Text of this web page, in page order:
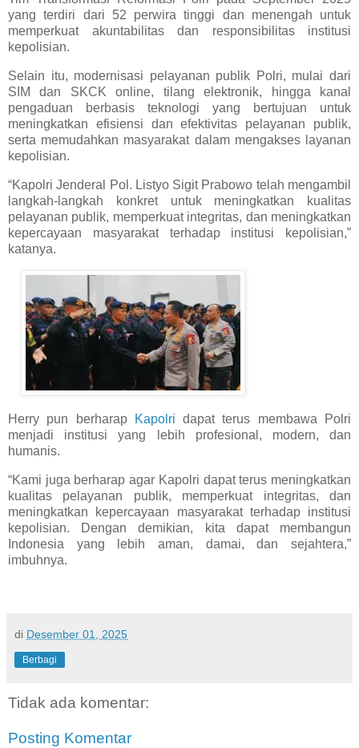
yang terdiri dari 52 perwira tinggi dan menengah untuk
memperkuat akuntabilitas dan responsibilitas institusi
kepolisian.
Selain itu, modernisasi pelayanan publik Polri, mulai dari
SIM dan SKCK online, tilang elektronik, hingga kanal
pengaduan berbasis teknologi yang bertujuan untuk
meningkatkan efisiensi dan efektivitas pelayanan publik,
serta memudahkan masyarakat dalam mengakses layanan
kepolisian.
“Kapolri Jenderal Pol. Listyo Sigit Prabowo telah mengambil
langkah-langkah konkret untuk meningkatkan kualitas
pelayanan publik, memperkuat integritas, dan meningkatkan
kepercayaan masyarakat terhadap institusi kepolisian,”
katanya.
Herry pun berharap Kapolridapat terus membawa Polri
menjadi institusi yang lebih profesional, modern, dan
humanis.
“Kami juga berharap agar Kapolri dapat terus meningkatkan
kualitas pelayanan publik, memperkuat integritas, dan
meningkatkan kepercayaan masyarakat terhadap institusi
kepolisian. Dengan demikian, kita dapat membangun
Indonesia yang lebih aman, damai, dan sejahtera,”
imbuhnya.
di Desember 01, 2025
Berbagi
Tidak ada komentar:
Posting Komentar